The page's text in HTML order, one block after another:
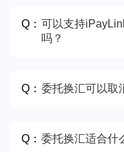
Q： 可以支持
吗？
Q： 委托换汇可以取
Q： 委托换汇适合什